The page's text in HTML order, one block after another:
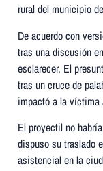
rural del municipio
De acuerdo con
tras una discusión
esclarecer. El
tras un cruce de
impactó a la víctima
El proyectil no
dispuso su traslado
asistencial en la